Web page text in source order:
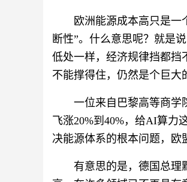
欧洲能源成本高只是一
断性”。什么意思呢？就是
低处一样，经济规律挡都挡
不能撑得住，仍然是个巨大
一位来自巴黎高等商学
飞涨20%到40%，给AI算
决能源体系的根本问题，欧
有意思的是，德国总理